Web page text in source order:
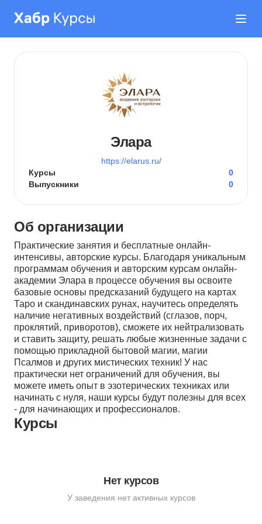
Элара
https://elarus.ru/
Курсы
0
Выпускники
0
Об организации
Практические занятия и бесплатные онлайн-
интенсивы, авторские курсы. Благодаря уникальным
программам обучения и авторским курсам онлайн-
академии Элара в процессе обучения вы освоите
базовые основы предсказаний будущего на картах
Таро и скандинавских рунах, научитесь определять
наличие негативных воздействий (сглазов, порч,
проклятий, приворотов), сможете их нейтрализовать
и ставить защиту, решать любые жизненные задачи с
помощью прикладной бытовой магии, магии
Псалмов и других мистических техник! У нас
практически нет ограничений для обучения, вы
можете иметь опыт в эзотерических техниках или
начинать с нуля, наши курсы будут полезны для всех
- для начинающих и профессионалов.
Курсы
Нет курсов
У заведения нет активных курсов